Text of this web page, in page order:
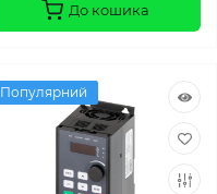
До кошика
Популярний